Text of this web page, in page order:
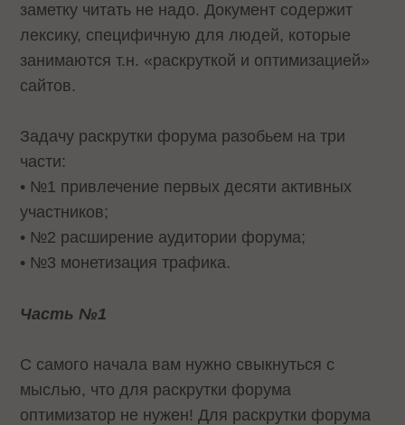
заметку читать не надо. Документ содержит
лексику, специфичную для людей, которые
занимаются т.н. «раскруткой и оптимизацией»
сайтов.
Задачу раскрутки форума разобьем на три
части:
• №1 привлечение первых десяти активных
участников;
• №2 расширение аудитории форума;
• №3 монетизация трафика.
Часть №1
С самого начала вам нужно свыкнуться с
мыслью, что для раскрутки форума
оптимизатор не нужен! Для раскрутки форума